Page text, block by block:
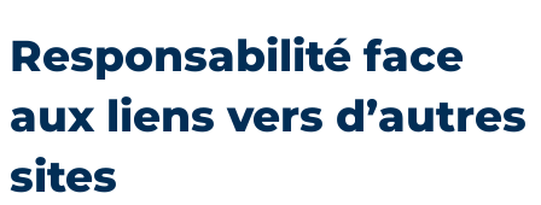
Responsabilité face
aux liens vers d’autres
sites